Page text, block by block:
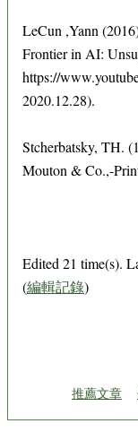
LeCun ,Yann
Frontier in AI:
https://
2020.12.28).
Stcherbatsky, TH.
Mouton & Co.,-
Edited 21 time(s).
(編輯記錄)
推薦文章